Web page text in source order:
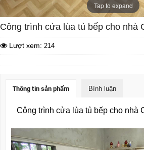
Tap to expand
Công trình cửa lùa tủ bếp cho nhà
Lượt xem: 214
Thông tin sản phẩm Bình luận
Công trình cửa lùa tủ bếp cho nhà